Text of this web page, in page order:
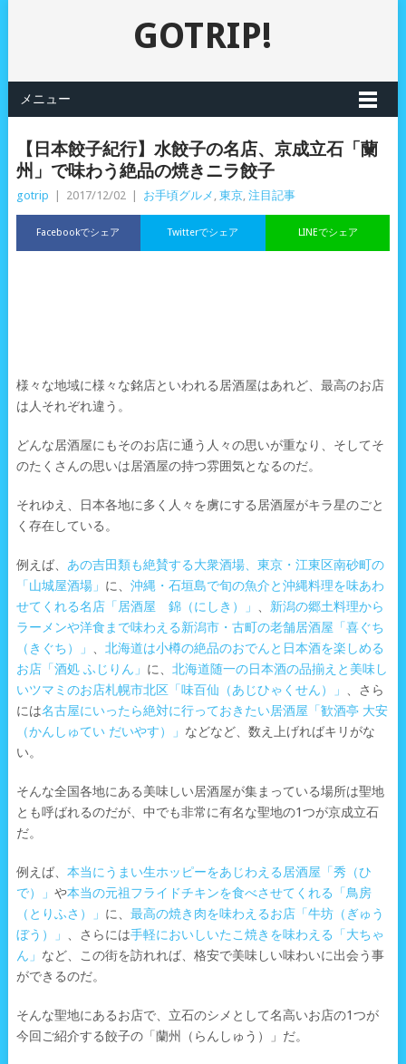
GOTRIP!
メニュー
【日本餃子紀行】水餃子の名店、京成立石「蘭
州」で味わう絶品の焼きニラ餃子
gotrip 2017/12/02 お手頃グルメ , 東京, 注目記事
Facebookでシェア LINEでシェア
Twitterでシェア
様々な地域に様々な銘店といわれる居酒屋はあれど、最高のお店
は人それぞれ違う。
どんな居酒屋にもそのお店に通う人々の思いが重なり、そしてそ
のたくさんの思いは居酒屋の持つ雰囲気となるのだ。
それゆえ、日本各地に多く人々を虜にする居酒屋がキラ星のごと
く存在している。
例えば、 あの吉田類も絶賛する大衆酒場、東京・江東区南砂町の
「山城屋酒場」 に、 沖縄・石垣島で旬の魚介と沖縄料理を味あわ
せてくれる名店「居酒屋 錦（にしき）」
新潟の郷土料理から
ラーメンや洋食まで味わえる新潟市・古町の老舗居酒屋「喜ぐち
（きぐち）」
北海道は小樽の絶品のおでんと日本酒を楽しめる
お店「酒処 ふじりん」 に、 北海道随一の日本酒の品揃えと美味し
いツマミのお店札幌市北区「味百仙（あじひゃくせん）」
、さら
には名古屋にいったら絶対に行っておきたい居酒屋「歓酒亭 大安
（かんしゅてい だいやす）」 などなど、数え上げればキリがな
い。
そんな全国各地にある美味しい居酒屋が集まっている場所は聖地
とも呼ばれるのだが、中でも非常に有名な聖地の1つが京成立石
だ。
例えば、 本当にうまい生ホッピーをあじわえる居酒屋「秀（ひ
で）」 や本当の元祖フライドチキンを食べさせてくれる「鳥房
（とりふさ）」 に、 最高の焼き肉を味わえるお店「牛坊（ぎゅう
ぼう）」
、さらには手軽においしいたこ焼きを味わえる「大ちゃ
ん」 など、この街を訪れれば、格安で美味しい味わいに出会う事
ができるのだ。
そんな聖地にあるお店で、立石のシメとして名高いお店の1つが
今回ご紹介する餃子の「蘭州（らんしゅう）」だ。